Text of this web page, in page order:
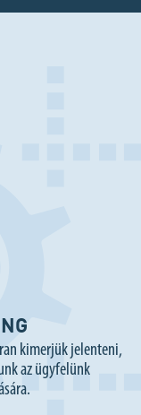
kimerjük jelenteni,
az ügyfelünk